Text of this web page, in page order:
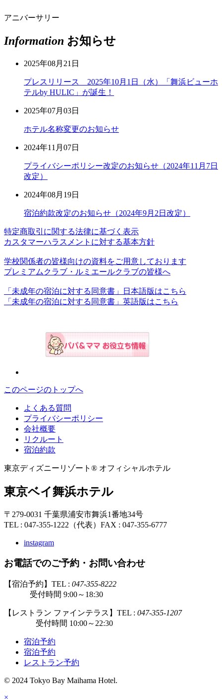
アニバーサリー
Information お知らせ
2025年08月21日
プレスリリース 2025年10月1日（水）「舞浜ビューホ
テルby HULIC」が誕生！
2025年07月03日
ホテル名称変更のお知らせ
2024年11月07日
プライバシーポリシー改定のお知らせ（2024年11月7日
改定）
2024年08月19日
宿泊約款改定のお知らせ（2024年9月2日改定）
特定商取引に関する法律に基づく表示
カスタマーハラスメントに対する基本方針
学校関係者の皆様向けの資料をご用意しております
プレミアムクラブ・ルミエールクラブの皆様へ
「未成年の宿泊に対する同意書」日本語版はこちら
「未成年の宿泊に対する同意書」英語版はこちら
このページのトップへ
よくある質問
プライバシーポリシー
会社概要
リクルート
宿泊約款
東京ディズニーリゾート® オフィシャルホテル
東京ベイ舞浜ホテル
〒279-0031 千葉県浦安市舞浜1番地34号
TEL : 047-355-1222（代表） FAX : 047-355-6777
instagram
お電話でのご予約・お問い合わせ
【宿泊予約】TEL : 047-355-8222
受付時間 9:00～18:30
【レストラン ファインテラス】TEL : 047-355-1207
受付時間 10:00～22:30
宿泊予約
宿泊予約
レストラン予約
© 2024 Tokyo Bay Maihama Hotel.
×